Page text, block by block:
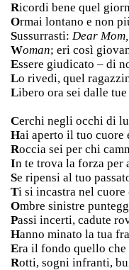
Ricordi bene quel
Ormai lontano e non
Sussurrasti: Dear
Woman; eri così
Essere giudicato – di
Lo rivedi, quel
Libero ora sei dalle
Cerchi negli occhi di
Hai aperto il tuo cuore
Roccia sei per chi
In te trova la forza per
Se ripensi al tuo
Ti si incastra nel cuore
Ombre sinistre
Passi incerti, cadute
Hanno minato la tua
Era il fondo quello
Rotti, sogni infranti,